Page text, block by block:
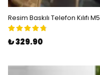
Resim Baskılı Telefon Kılıfı M5
₺ 329.90